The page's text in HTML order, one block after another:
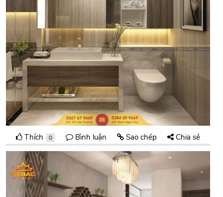
Thích 0 Bình luận Sao chép Chia sẻ